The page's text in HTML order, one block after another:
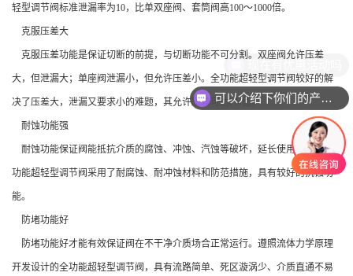
轻型调节阀标准泄漏率为10，比单双座阀、套筒阀高100～1000倍。
克服压差大
克服压差功能是保证切断的前提，与切断功能不可分割。双座阀允许压差
大，但泄漏大；单座阀泄漏小，但允许压差小。全功能超轻型调节阀较好的解
决了压差大，泄漏又要求小的难题，其允许压差可达PN值。
耐蚀功能强
耐蚀功能保证阀能抵抗介质的腐蚀、冲蚀、汽蚀等破坏，延长使用寿命。全
功能超轻型调节阀采用了耐腐蚀、耐冲蚀材料和防范措施，具有较好的抗蚀功
能。
防堵功能好
防堵功能好才能有效保证阀在不干净介质场合正常运行。遵照流体力学原理
开发设计的全功能超轻型调节阀，具有流路简单、死区漩涡少、介质直通不易
现在有优惠活动吗